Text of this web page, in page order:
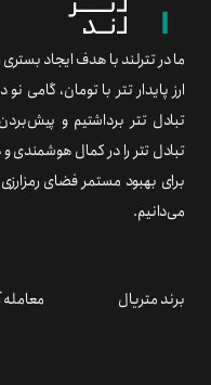
ما در تترلند با هدف ایجاد
ارز پایدار تتر با تومان، گامی
تبادل تتر برداشتیم و
تبادل تتر را در کمال
برای بهبود مستمر فضای
می‌دانیم.
برند متریال